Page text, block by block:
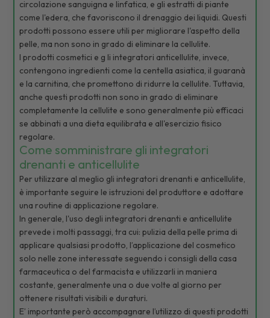
circolazione sanguigna e linfatica, e gli estratti di piante
come l'edera, che favoriscono il drenaggio dei liquidi. Questi
prodotti possono essere utili per migliorare l'aspetto della
pelle, ma non sono in grado di eliminare la cellulite.
I prodotti cosmetici e g li integratori anticellulite, invece,
contengono ingredienti come la centella asiatica, il guaranà
e la carnitina, che promettono di ridurre la cellulite. Tuttavia,
anche questi prodotti non sono in grado di eliminare
completamente la cellulite e sono generalmente più efficaci
se abbinati a una dieta equilibrata e all'esercizio fisico
regolare.
Come somministrare gli integratori
drenanti e anticellulite
Per utilizzare al meglio gli integratori drenanti e anticellulite,
è importante seguire le istruzioni del produttore e adottare
una routine di applicazione regolare.
In generale, l'uso degli integratori drenanti e anticellulite
prevede i molti passaggi, tra cui: pulizia della pelle prima di
applicare qualsiasi prodotto, l’applicazione del cosmetico
solo nelle zone interessate seguendo i consigli della casa
farmaceutica o del farmacista e utilizzarli in maniera
costante, generalmente una o due volte al giorno per
ottenere risultati visibili e duraturi.
E’ importante però accompagnare l’utilizzo di questi prodotti